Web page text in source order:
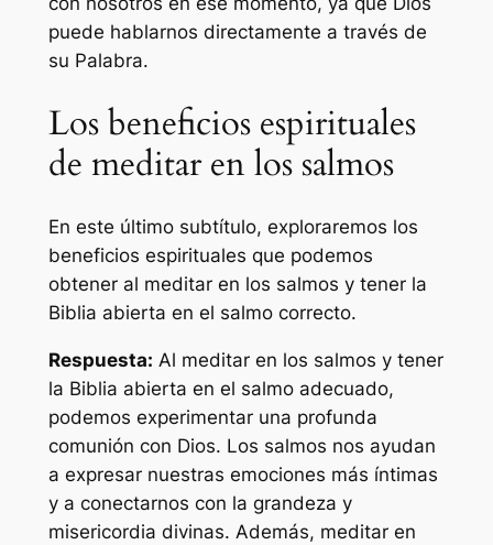
puede hablarnos directamente a través de
su Palabra.
Los beneficios espirituales
de meditar en los salmos
En este último subtítulo, exploraremos los
beneficios espirituales que podemos
obtener al meditar en los salmos y tener la
Biblia abierta en el salmo correcto.
Respuesta: Al meditar en los salmos y tener
la Biblia abierta en el salmo adecuado,
podemos experimentar una profunda
comunión con Dios. Los salmos nos ayudan
a expresar nuestras emociones más íntimas
y a conectarnos con la grandeza y
misericordia divinas. Además, meditar en